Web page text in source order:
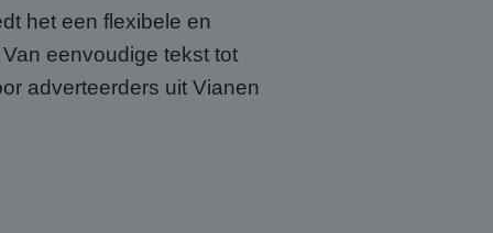
het een flexibele en
eenvoudige tekst tot
adverteerders uit Vianen
om unieke
in elk
, sessie-
van de
unieke
scripts.
veel